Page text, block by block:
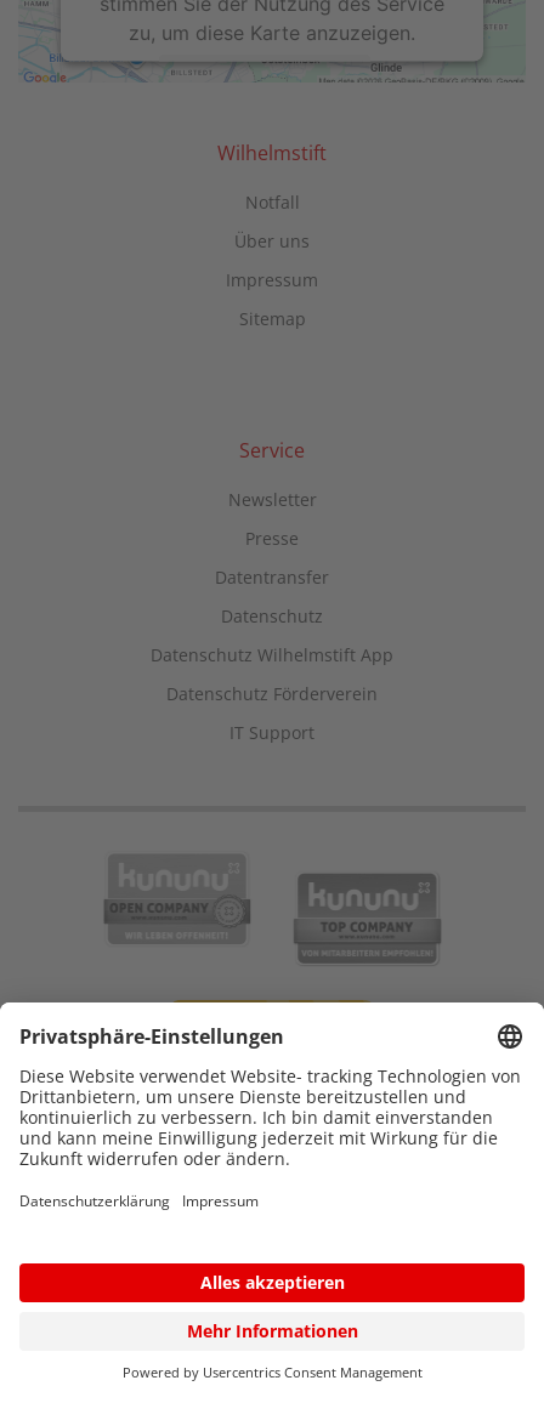
zu, um diese Karte anzuzeigen.
Mehr Informationen
Akzeptieren
Management Platform
Wilhelmstift
Notfall
Über uns
Impressum
Sitemap
Service
Newsletter
Presse
Datentransfer
Datenschutz
Datenschutz Wilhelmstift App
Datenschutz Förderverein
IT Support
© 2026 Katholisches Kinderkrankenhaus WILHELMSTIFT